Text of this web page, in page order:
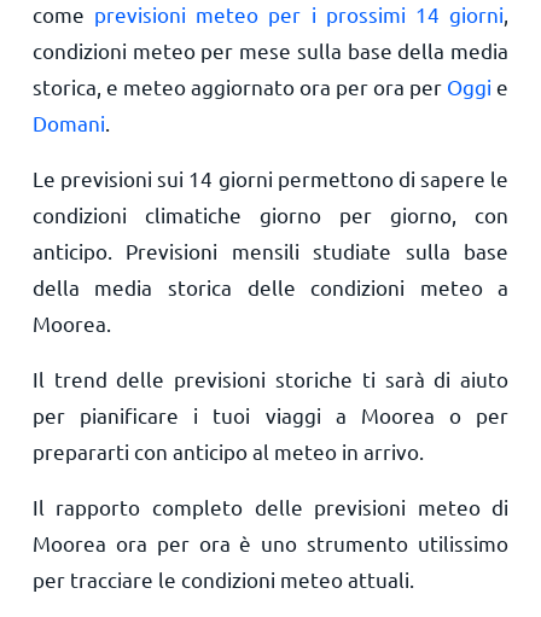
come previsioni meteo per i prossimi 14 giorni
condizioni meteo per mese sulla base della media
storica, e meteo aggiornato ora per ora per Oggi e
Domani
Le previsioni sui 14 giorni permettono di sapere le
condizioni climatiche giorno per giorno, con
anticipo. Previsioni mensili studiate sulla base
della media storica delle condizioni meteo a
Moorea.
Il trend delle previsioni storiche ti sarà di aiuto
per pianificare i tuoi viaggi a Moorea o per
prepararti con anticipo al meteo in arrivo.
Il rapporto completo delle previsioni meteo di
Moorea ora per ora è uno strumento utilissimo
per tracciare le condizioni meteo attuali.